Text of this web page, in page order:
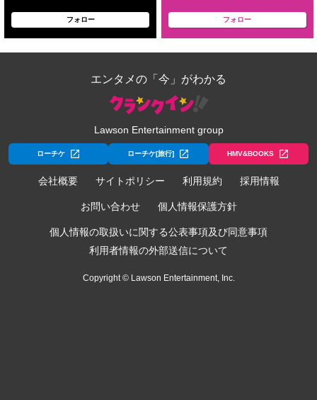
フォロー フォロー
エンタメの「今」がわかる
Lawson Entertainment group
ローチケ ローチケ[旅行] HMV&BOOKS
会社概要 サイトポリシー 利用規約 採用情報
お問い合わせ 個人情報保護方針
個人情報の取扱いに関する公表事項及び同意事項
利用者情報の外部送信について
Copyright © Lawson Entertainment, Inc.